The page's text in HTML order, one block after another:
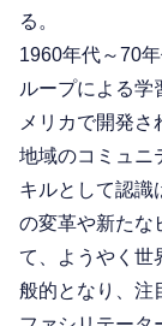
る。
1960年代～70
ループによる学
メリカで開発
地域のコミュニ
キルとして認識
の変革や新たな
て、ようやく世
般的となり、注